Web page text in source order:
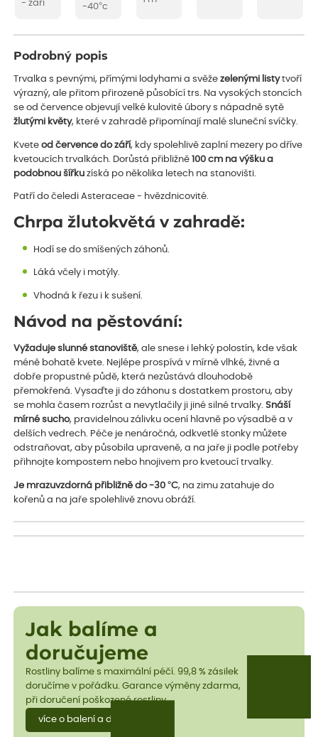
- září
-40°c
Podrobný popis
Trvalka s pevnými, přímými lodyhami a svěžezelenými listytvoří
výrazný, ale přitom přirozeně působící trs. Na vysokých stoncích
se od července objevují velké kulovité úbory s nápadně sytě
žlutými květy, které v zahradě připomínají malé sluneční svíčky.
Kveteod července do září, kdy spolehlivě zaplní mezery po dříve
kvetoucích trvalkách. Dorůstá přibližně100 cm na výšku a
podobnou šířku získá po několika letech na stanovišti.
Patří do čeledi Asteraceae - hvězdnicovité.
Chrpa žlutokvětá v zahradě:
Hodí se do smíšených záhonů.
Láká včely i motýly.
Vhodná k řezu i k sušení.
Návod na pěstování:
Vyžaduje slunné stanoviště, ale snese i lehký polostín, kde však
méně bohatě kvete. Nejlépe prospívá v mírně vlhké, živné a
dobře propustné půdě, která nezůstává dlouhodobě
přemokřená. Vysaďte ji do záhonu s dostatkem prostoru, aby
se mohla časem rozrůst a nevytlačily ji jiné silné trvalky.Snáší
mírné sucho, pravidelnou zálivku ocení hlavně po výsadbě a v
delších vedrech. Péče je nenáročná, odkvetlé stonky můžete
odstraňovat, aby působila upraveně, a na jaře ji podle potřeby
přihnojte kompostem nebo hnojivem pro kvetoucí trvalky.
Je mrazuvzdorná přibližně do -30 °C, na zimu zatahuje do
kořenů a na jaře spolehlivě znovu obráží.
Jak balíme a
doručujeme
Rostliny balíme s maximální péčí. 99,8 % zásilek
doručíme v pořádku. Garance výměny zdarma,
při doručení poškozené rostliny.
více o balení a dopravě